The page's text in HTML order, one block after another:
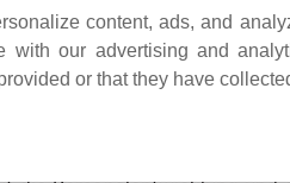
content, ads, and
with our advertising and
or that they have
auf einem strategischen
Zusammenarbeit mit
unterstützt